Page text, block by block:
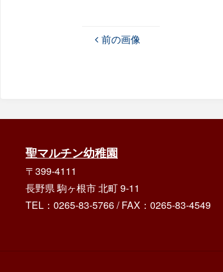
前の画像
聖マルチン幼稚園
〒399-4111
長野県 駒ヶ根市 北町 9-11
TEL：0265-83-5766/FAX：0265-83-4549